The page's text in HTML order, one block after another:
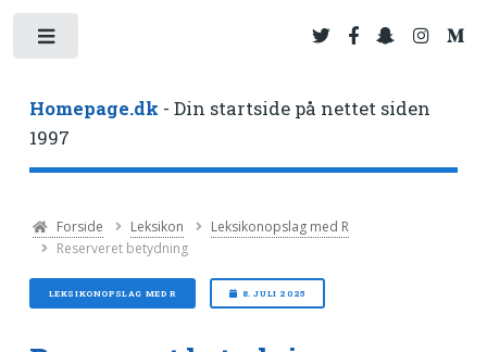
Homepage.dk - Din startside på nettet siden
1997
Forside Leksikon
Leksikonopslag med R
Reserveret betydning
LEKSIKONOPSLAG MED R 8. JULI 2025